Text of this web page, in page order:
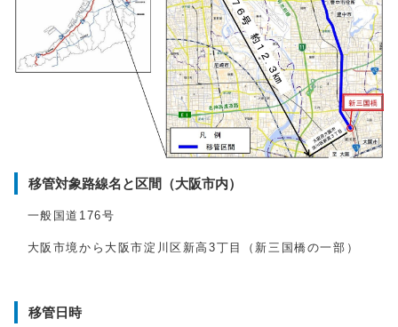
移管対象路線名と区間（大阪市内）
一般国道176号
大阪市境から大阪市淀川区新高3丁目（新三国橋の一部）
移管日時